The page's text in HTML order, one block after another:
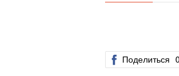
Поделиться 0